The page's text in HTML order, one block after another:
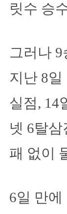
릿수 승
그러나
지난 8
실점, 14
넷 6탈
패 없이
6일 만